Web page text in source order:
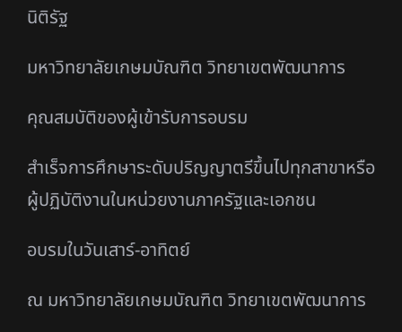
นิติรัฐ
มหาวิทยาลัยเกษมบัณฑิต วิทยาเขตพัฒนาการ
คุณสมบัติของผู้เข้ารับการอบรม
สำเร็จการศึกษาระดับปริญญาตรีขึ้นไปทุกสาขาหรือ
ผู้ปฏิบัติงานในหน่วยงานภาครัฐและเอกชน
อบรมในวันเสาร์-อาทิตย์
ณ มหาวิทยาลัยเกษมบัณฑิต วิทยาเขตพัฒนาการ